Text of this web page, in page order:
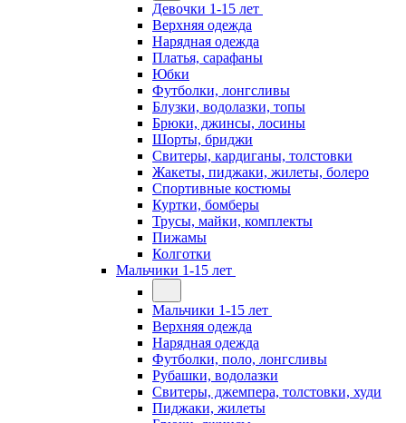
Девочки 1-15 лет
Верхняя одежда
Нарядная одежда
Платья, сарафаны
Юбки
Футболки, лонгсливы
Блузки, водолазки, топы
Брюки, джинсы, лосины
Шорты, бриджи
Свитеры, кардиганы, толстовки
Жакеты, пиджаки, жилеты, болеро
Спортивные костюмы
Куртки, бомберы
Трусы, майки, комплекты
Пижамы
Колготки
Мальчики 1-15 лет
Мальчики 1-15 лет
Верхняя одежда
Нарядная одежда
Футболки, поло, лонгсливы
Рубашки, водолазки
Свитеры, джемпера, толстовки, худи
Пиджаки, жилеты